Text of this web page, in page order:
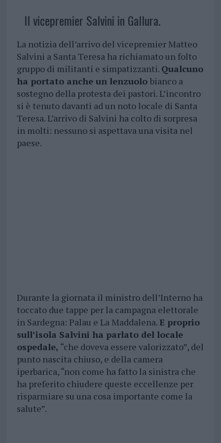
Il vicepremier Salvini in Gallura.
La notizia dell’arrivo del vicepremier Matteo
Salvini a Santa Teresa ha richiamato un folto
gruppo di militanti e simpatizzanti. Qualcuno
ha portato anche un lenzuolo bianco a
sostegno della protesta dei pastori. L’incontro
si è tenuto davanti ad un noto locale di Santa
Teresa. L’arrivo di Salvini ha colto di sorpresa
in molti: nessuno si aspettava una visita nel
paese.
Durante la giornata il ministro dell’Interno ha
toccato due tappe per la campagna elettorale
in Sardegna: Palau e La Maddalena.E proprio
sull’isola Salvini ha parlato del locale
ospedale, “che doveva essere valorizzato”, del
punto nascita chiuso, e della camera
iperbarica, “non come ha fatto la sinistra che
ha preferito chiudere queste eccellenze per
risparmiare su una cosa importante come la
salute”.